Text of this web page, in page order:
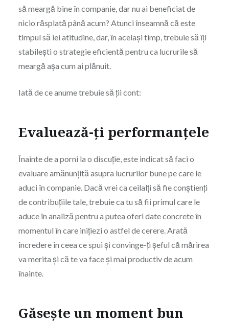
să meargă bine în companie, dar nu ai beneficiat de
nicio răsplată până acum? Atunci înseamnă că este
timpul să iei atitudine, dar, în același timp, trebuie să îți
stabilești o strategie eficientă pentru ca lucrurile să
meargă așa cum ai plănuit.
Iată de ce anume trebuie să ții cont:
Evaluează-ți performanțele
Înainte de a porni la o discuție, este indicat să faci o
evaluare amănunțită asupra lucrurilor bune pe care le
aduci în companie. Dacă vrei ca ceilalți să fie conștienți
de contribuțiile tale, trebuie ca tu să fii primul care le
aduce în analiză pentru a putea oferi date concrete în
momentul în care inițiezi o astfel de cerere. Arată
încredere în ceea ce spui și convinge-ți șeful că mărirea
va merita și că te va face și mai productiv de acum
înainte.
Găsește un moment bun